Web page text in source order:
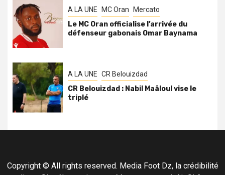
A LA UNE MC Oran Mercato
Le MC Oran officialise l’arrivée du
défenseur gabonais Omar Baynama
A LA UNE CR Belouizdad
CR Belouizdad : Nabil Maâloul vise le
triplé
Copyright © All rights reserved. Media Foot Dz, la crédibilité